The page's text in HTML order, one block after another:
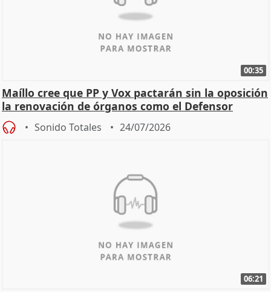
00:35
Maíllo cree que PP y Vox pactarán sin la oposición
la renovación de órganos como el Defensor
Sonido Totales 24/07/2026
06:21